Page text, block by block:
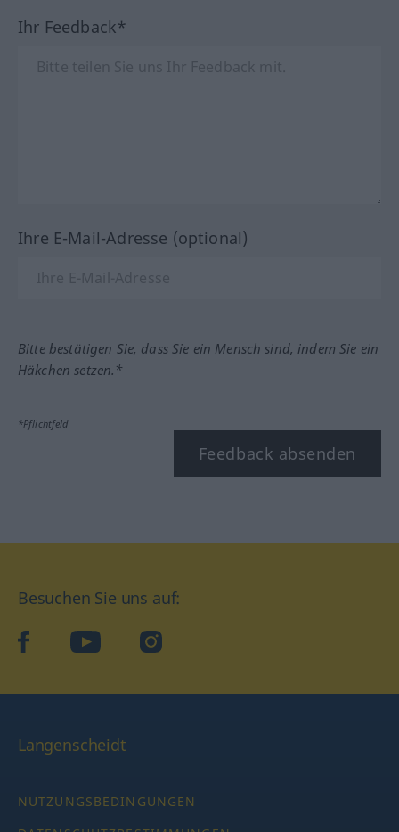
Ihr Feedback*
Ihre E-Mail-Adresse (optional)
Bitte bestätigen Sie, dass Sie ein Mensch sind, indem Sie ein
Häkchen setzen.*
*Pflichtfeld
Feedback absenden
Besuchen Sie uns auf:
facebookYouTube Instagram
Langenscheidt
NUTZUNGSBEDINGUNGEN